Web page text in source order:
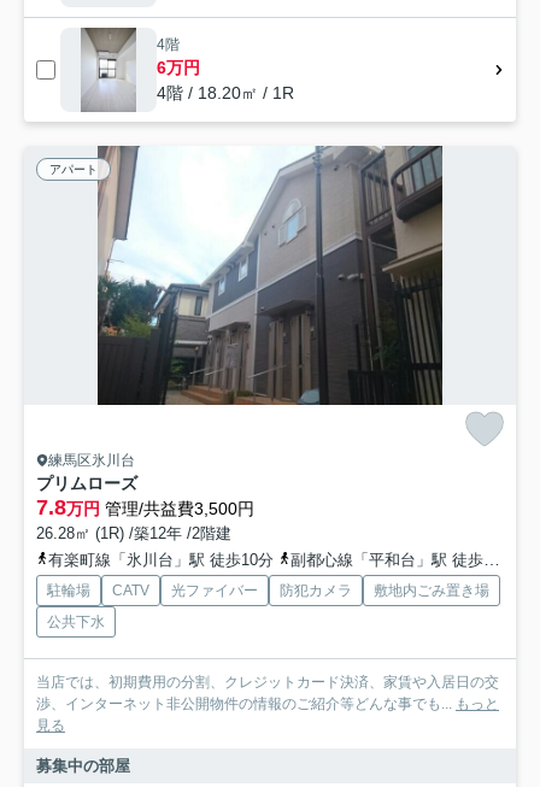
4階
6万円
4階 / 18.20㎡ / 1R
アパート
練馬区氷川台
プリムローズ
7.8万円 管理/共益費3,500円
26.28㎡ (1R) /築12年 /2階建
有楽町線「氷川台」駅 徒歩10分
副都心線「平和台」駅 徒歩14分
駐輪場 CATV 光ファイバー 防犯カメラ
敷地内ごみ置き場
公共下水
当店では、初期費用の分割、クレジットカード決済、家賃や入居日の交
渉、インターネット非公開物件の情報のご紹介等どんな事でも... もっと
見る
募集中の部屋